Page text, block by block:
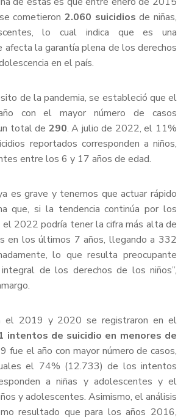
cometieron 2.060 suicidios de niñas,
lo cual indica que es una
afecta la garantía plena de los derechos
en el país.
de la pandemia, se estableció que el
con el mayor número de casos
total de 290. A julio de 2022, el 11%
reportados corresponden a niños,
entre los 6 y 17 años de edad.
es grave y tenemos que actuar rápido
que, si la tendencia continúa por los
el 2022 podría tener la cifra más alta de
en los últimos 7 años, llegando a 332
lo que resulta preocupante
de los derechos de los niños”,
el 2019 y 2020 se registraron en el
intentos de suicidio en menores de
fue el año con mayor número de casos,
el 74% (12.733) de los intentos
a niñas y adolescentes y el
y adolescentes. Asimismo, el análisis
resultado que para los años 2016,